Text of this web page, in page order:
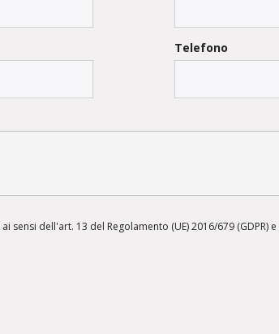
Telefono
ai sensi dell'art. 13 del Regolamento (UE) 2016/679